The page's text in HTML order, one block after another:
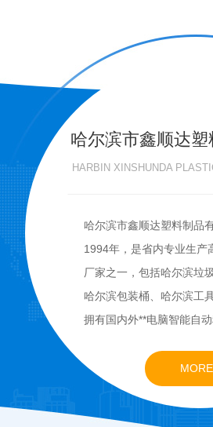
哈尔滨市鑫顺达
HARBIN XINSHUNDA
哈尔滨市鑫顺达塑料制品
1994年，是省内专业生产
厂家之一，包括哈尔滨垃
哈尔滨包装桶、哈尔滨工
拥有国内外**电脑智能自
制作1公斤至5吨PE类产
下的各种注塑产品，广泛
品、医疗卫生、五金、建